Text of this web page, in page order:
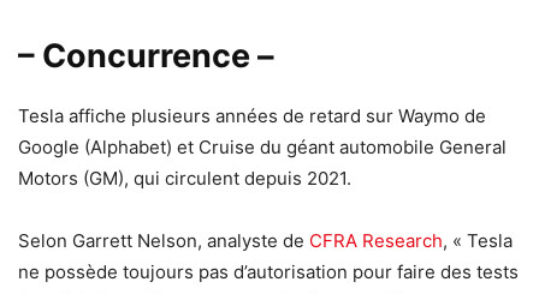
– Concurrence –
Tesla affiche plusieurs années de retard sur Waymo de
Google (Alphabet) et Cruise du géant automobile General
Motors (GM), qui circulent depuis 2021.
Selon Garrett Nelson, analyste de CFRA Research, « Tesla
ne possède toujours pas d’autorisation pour faire des tests